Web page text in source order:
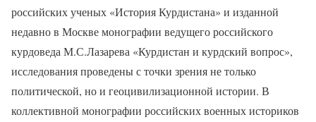
российских ученых «История Курдистана» и изданной
недавно в Москве монографии ведущего российского
курдоведа М.С.Лазарева «Курдистан и курдский вопрос»,
исследования проведены с точки зрения не только
политической, но и геоцивилизационной истории. В
коллективной монографии российских военных историков